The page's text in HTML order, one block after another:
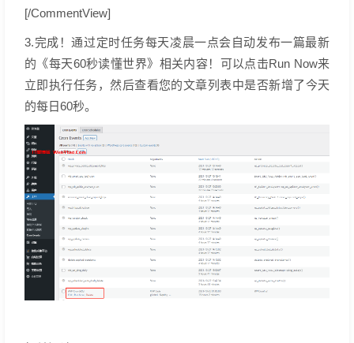
[/CommentView]
3.完成！通过定时任务每天凌晨一点会自动发布一篇最新
的《每天60秒读懂世界》相关内容！可以点击Run Now来
立即执行任务，然后查看您的文章列表中是否新增了今天
的每日60秒。